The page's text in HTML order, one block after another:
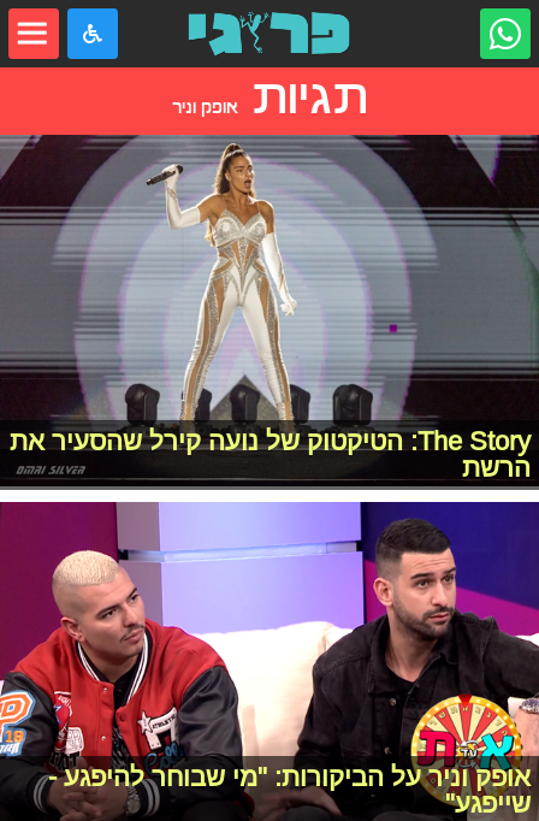
תגיותאופק וניר
The Story: הטיקטוק של נועה קירל שהסעיר את
הרשת
אופק וניר על הביקורות: "מי שבוחר להיפגע -
שייפגע"